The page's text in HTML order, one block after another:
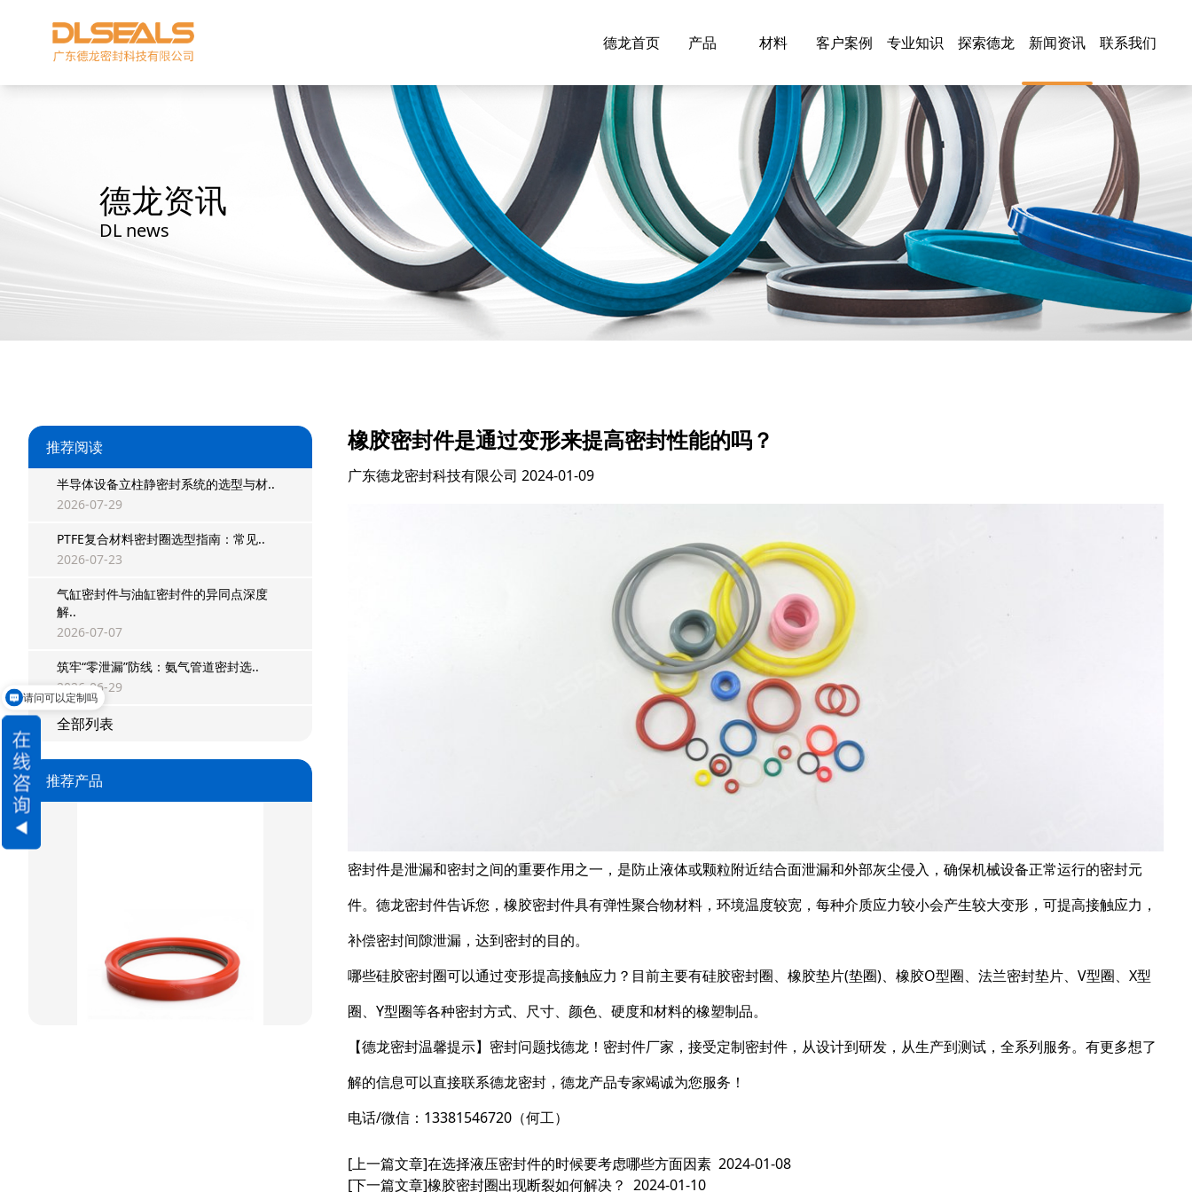
德龙首页 产品 材料 客户案例 专业知识 探索德龙 新闻资讯 联系我们
德龙资讯
DL news
推荐阅读
半导体设备立柱静密封系统的选型与材..
2026-07-29
PTFE复合材料密封圈选型指南：常见..
2026-07-23
气缸密封件与油缸密封件的异同点深度
解..
2026-07-07
筑牢“零泄漏”防线：氨气管道密封选..
2026-06-29
全部列表
推荐产品
星型双O组合
方形组合封
星型双O组合
阶梯组合封
橡胶密封件是通过变形来提高密封性能的吗？
广东德龙密封科技有限公司 2024-01-09
密封件是泄漏和密封之间的重要作用之一，是防止液体或颗粒附近结合面泄漏和外部灰尘侵入，确保机械设备正常运行的密封元
件。德龙密封件告诉您，橡胶密封件具有弹性聚合物材料，环境温度较宽，每种介质应力较小会产生较大变形，可提高接触应力，
补偿密封间隙泄漏，达到密封的目的。
哪些硅胶密封圈可以通过变形提高接触应力？目前主要有硅胶密封圈、橡胶垫片(垫圈)、橡胶O型圈、法兰密封垫片、V型圈、X型
圈、Y型圈等各种密封方式、尺寸、颜色、硬度和材料的橡塑制品。
【德龙密封温馨提示】密封问题找德龙！密封件厂家，接受定制密封件，从设计到研发，从生产到测试，全系列服务。有更多想了
解的信息可以直接联系德龙密封，德龙产品专家竭诚为您服务！
电话/微信：13381546720（何工）
[上一篇文章]在选择液压密封件的时候要考虑哪些方面因素 2024-01-08
[下一篇文章]橡胶密封圈出现断裂如何解决？ 2024-01-10
请问可以定制吗
能不能先发小样